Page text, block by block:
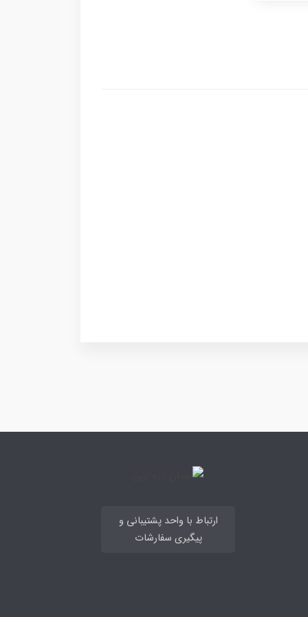
ارتباط با واحد پشتیبانی و
پیگیری سفارشات